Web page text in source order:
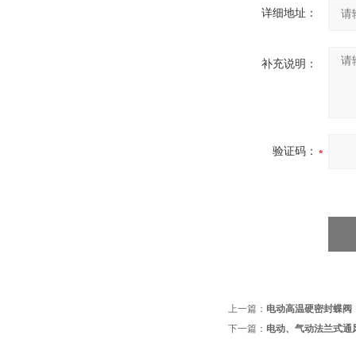
详细地址：
补充说明：
验证码：
上一篇： 电动高温硬密封蝶阀
下一篇： 电动、气动法兰式通